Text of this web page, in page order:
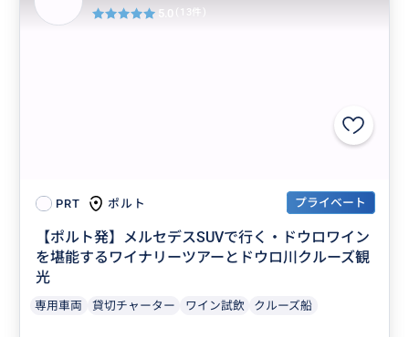
PRT ポルト プライベート
【ポルト発】メルセデスSUVで行く・ドウロワイン
を堪能するワイナリーツアーとドウロ川クルーズ観
光
専用車両 貸切チャーター ワイン試飲 クルーズ船
5.0 (13件)